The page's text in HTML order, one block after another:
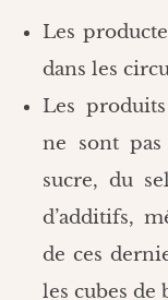
Les
dans les
Les
ne sont pas
sucre, du
d’additifs,
de ces
les cubes de